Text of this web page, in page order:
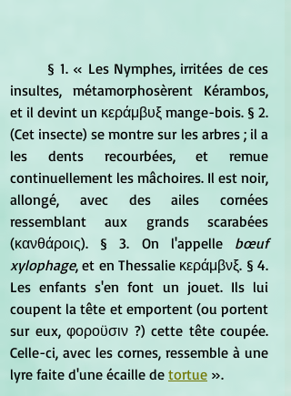
insultes, métamorphosèrent Kérambos,
et il devint un κεράμβυξ mange-bois. § 2.
(Cet insecte) se montre sur les arbres ; il a
les dents recourbées, et remue
continuellement les mâchoires. Il est noir,
allongé, avec des ailes cornées
ressemblant aux grands scarabées
(κανθάροις). § 3. On l'appelle bœuf
xylophage, et en Thessalie κεράμβνξ. § 4.
Les enfants s'en font un jouet. Ils lui
coupent la tête et emportent (ou portent
sur eux, φοροϋσιν ?) cette tête coupée.
Celle-ci, avec les cornes, ressemble à une
lyre faite d'une écaille de tortue ».